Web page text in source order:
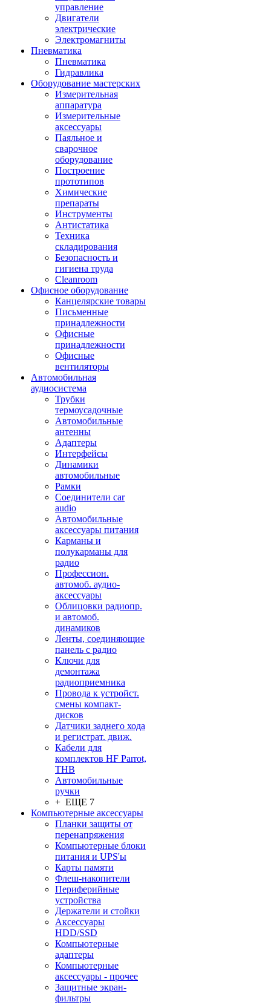
управление
Двигатели
электрические
Электромагниты
Пневматика
Пневматика
Гидравлика
Оборудование мастерских
Измерительная
аппаратура
Измерительные
аксессуары
Паяльное и
сварочное
оборудование
Построение
прототипов
Химические
препараты
Инструменты
Aнтистатика
Техника
складирования
Безопасность и
гигиена труда
Cleanroom
Офисное оборудование
Канцелярские товары
Письменные
принадлежности
Офисные
принадлежности
Офисные
вентиляторы
Автомобильная
аудиосистема
Трубки
термоусадочные
Автомобильные
антенны
Адаптеры
Интерфейсы
Динамики
автомобильные
Рамки
Соединители car
audio
Автомобильные
аксессуары питания
Карманы и
полукарманы для
радио
Профессион.
автомоб. аудио-
аксессуары
Облицовки радиопр.
и автомоб.
динамиков
Ленты, соединяющие
панель с радио
Ключи для
демонтажа
радиоприемника
Провода к устройст.
смены компакт-
дисков
Датчики заднего хода
и регистрат. движ.
Кабели для
комплектов HF Parrot,
THB
Автомобильные
ручки
+ ЕЩЕ 7
Компьютерные аксессуары
Планки защиты от
перенапряжения
Компьютерные блоки
питания и UPS'ы
Карты памяти
Флеш-накопители
Периферийные
устройства
Держатели и стойки
Аксессуары
HDD/SSD
Компьютерные
адаптеры
Компьютерные
аксессуары - прочее
Защитные экран-
фильтры